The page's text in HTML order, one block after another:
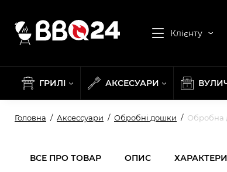
Клієнту
ГРИЛІ АКСЕСУАРИ
Головна Аксессуари Обробні дошки Обробна
ВСЕ ПРО ТОВАР ОПИС